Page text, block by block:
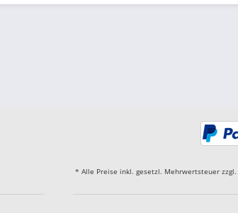
* Alle Preise inkl. gesetzl. Mehrwertsteuer zzgl.